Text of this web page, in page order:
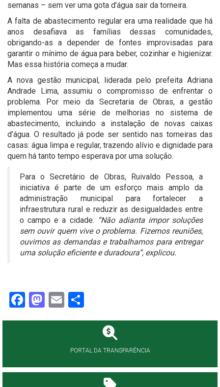
semanas – sem ver uma gota d’água sair da torneira.
A falta de abastecimento regular era uma realidade que há
anos desafiava as famílias dessas comunidades,
obrigando-as a depender de fontes improvisadas para
garantir o mínimo de água para beber, cozinhar e higienizar.
Mas essa história começa a mudar.
A nova gestão municipal, liderada pelo prefeita Adriana
Andrade Lima, assumiu o compromisso de enfrentar o
problema. Por meio da Secretaria de Obras, a gestão
implementou uma série de melhorias no sistema de
abastecimento, incluindo a instalação de novas caixas
d’água. O resultado já pode ser sentido nas torneiras das
casas: água limpa e regular, trazendo alívio e dignidade para
quem há tanto tempo esperava por uma solução.
Para o Secretário de Obras, Ruivaldo Pessoa, a
iniciativa é parte de um esforço mais amplo da
administração municipal para fortalecer a
infraestrutura rural e reduzir as desigualdades entre
o campo e a cidade. “Não adianta impor soluções
sem ouvir quem vive o problema. Fizemos reuniões,
ouvimos as demandas e trabalhamos para entregar
uma solução eficiente e duradoura”, explicou.
Facebook
Mastodon
Email
PORTAL DA TRANSPARÊNCIA